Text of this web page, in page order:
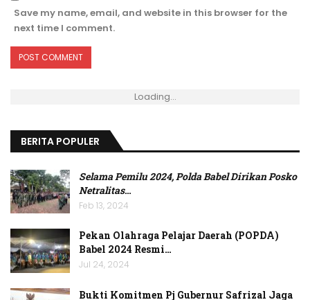
Save my name, email, and website in this browser for the
next time I comment.
Loading...
BERITA POPULER
Selama Pemilu 2024, Polda Babel Dirikan Posko
Netralitas…
Feb 13, 2024
Pekan Olahraga Pelajar Daerah (POPDA)
Babel 2024 Resmi…
Jul 24, 2024
Bukti Komitmen Pj Gubernur Safrizal Jaga